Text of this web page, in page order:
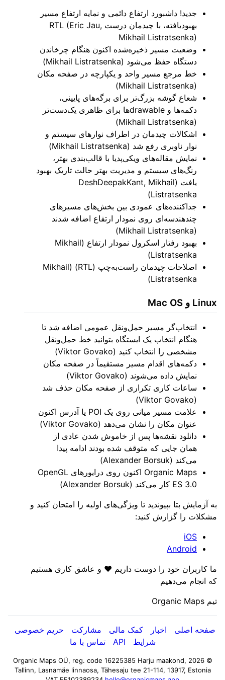
جدید! داشبورد ارتفاع دائمی و نمایه ارتفاع مسیر
بهبودیافته، با چیدمان درست RTL (Eric Jau,
Mikhail Listratsenka)
وضعیت مسیر ذخیره‌شده اکنون هنگام چرخاندن
دستگاه حفظ می‌شود (Mikhail Listratsenka)
خط مرجع مسیر واحد و یکپارچه در صفحه مکان
(Mikhail Listratsenka)
شعاع گوشه بزرگ‌تر برای برگه‌های پایینی،
دکمه‌ها و drawableها برای ظاهری یک‌دست‌تر
(Mikhail Listratsenka)
اشکالات چیدمان در اطراف نوارهای سیستم و
نوار ناوبری رفع شد (Mikhail Listratsenka)
نمایش مقاله‌های ویکی‌پدیا با قالب‌بندی بهتر،
رنگ‌های سیستم و مدیریت بهتر حالت تاریک بهبود
یافت (DeshDeepakKant, Mikhail
Listratsenka)
جداکننده‌های عمودی بین بخش‌های مسیرهای
چندهندسه‌ای روی نمودار ارتفاع اضافه شدند
(Mikhail Listratsenka)
بهبود رفتار اسکرول نمودار ارتفاع (Mikhail
Listratsenka)
اصلاحات چیدمان راست‌به‌چپ (RTL) (Mikhail
Listratsenka)
Linux و Mac OS
انتخاب‌گر مسیر حمل‌ونقل عمومی اضافه شد تا
هنگام انتخاب یک ایستگاه بتوانید خط حمل‌ونقل
مشخصی را انتخاب کنید (Viktor Govako)
دکمه‌های اقدام مسیر مستقیماً در صفحه مکان
نمایش داده می‌شوند (Viktor Govako)
ساعات کاری تکراری از صفحه مکان حذف شد
(Viktor Govako)
علامت مسیر میانی روی یک POI یا آدرس اکنون
عنوان مکان را نشان می‌دهد (Viktor Govako)
دانلود نقشه‌ها پس از خاموش شدن عادی از
همان جایی که متوقف شده بودند ادامه پیدا
می‌کند (Alexander Borsuk)
Organic Maps اکنون روی درایورهای OpenGL
ES 3.0 کار می‌کند (Alexander Borsuk)
به آزمایش بتا بپیوندید تا ویژگی‌های اولیه را امتحان کنید و
مشکلات را گزارش کنید:
iOS
Android
ما کاربران خود را دوست داریم ❤️ و عاشق کاری هستیم
که انجام می‌دهیم
تیم Organic Maps
صفحه اصلی اخبار کمک مالی مشارکت
حریم خصوصی
شرایط
API تماس با ما
© 2026 Organic Maps OÜ, reg. code 16225385
Harju maakond,
Tallinn, Lasnamäe linnaosa, Tähesaju tee 21-114, 13917, Estonia